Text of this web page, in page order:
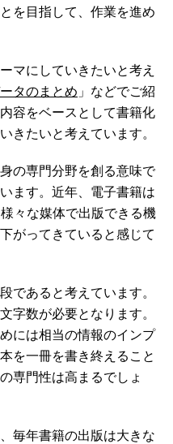
を目指して、作業を進め
マにしていきたいと考え
タのまとめ 」などでご紹
容をベースとして書籍化
きたいと考えています。
の専門分野を創る意味で
ます。近年、電子書籍は
々な媒体で出版できる機
がってきていると感じて
であると考えています。
字数が必要となります。
には相当の情報のインプ
を一冊を書き終えること
専門性は高まるでしょ
毎年書籍の出版は大きな